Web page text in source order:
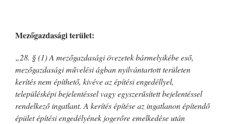
Mezőgazdasági terület:
„28. § (1) A mezőgazdasági övezetek bármelyikébe eső,
mezőgazdasági művelési ágban nyilvántartott területen
kerítés nem építhető, kivéve az építési engedéllyel,
településképi bejelentéssel vagy egyszerűsített bejelentéssel
rendelkező ingatlant. A kerítés építése az ingatlanon építendő
épület építési engedélyének jogerőre emelkedése után